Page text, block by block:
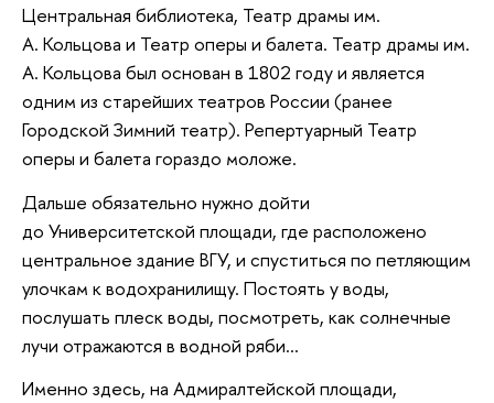
Центральная библиотека, Театр драмы им.
А. Кольцова и Театр оперы и балета. Театр драмы им.
А. Кольцова был основан в 1802 году и является
одним из старейших театров России (ранее
Городской Зимний театр). Репертуарный Театр
оперы и балета гораздо моложе.
Дальше обязательно нужно дойти
до Университетской площади, где расположено
центральное здание ВГУ, и спуститься по петляющим
улочкам к водохранилищу. Постоять у воды,
послушать плеск воды, посмотреть, как солнечные
лучи отражаются в водной ряби...
Именно здесь, на Адмиралтейской площади,